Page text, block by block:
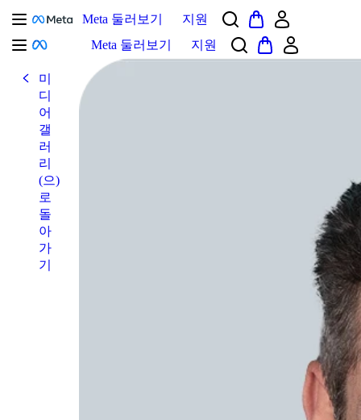
Meta 둘러보기
지원
Meta 둘러보기
지원
미
디
어
갤
러
리
(으)
로
돌
아
가
기